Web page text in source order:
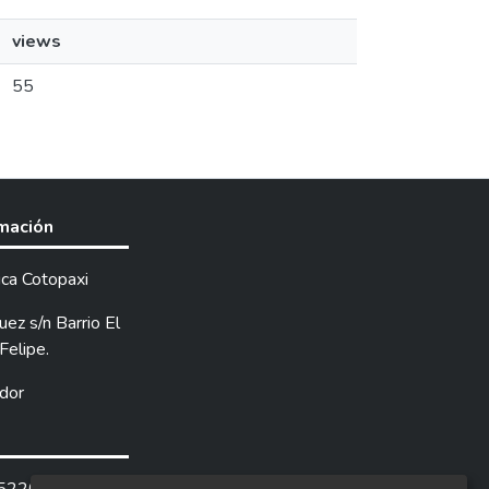
views
55
Cotopaxi
s/n Barrio El